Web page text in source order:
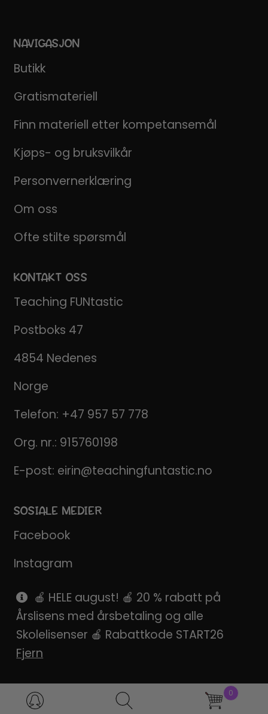
NAVIGASJON
Butikk
Gratismateriell
Finn materiell etter kompetansemål
Kjøps- og bruksvilkår
Personvernerklæring
Om oss
Ofte stilte spørsmål
KONTAKT OSS
Teaching FUNtastic
Postboks 47
4854 Nedenes
Norge
Telefon: +47 957 57 778
Org. nr.: 915760198
E-post: eirin@teachingfuntastic.no
SOSIALE MEDIER
Facebook
Instagram
Pinterest
SnapChat
Products
search
0
🍎 HELE august! 🍎 20 % rabatt på
Årslisens med årsbetaling og alle
Skolelisenser 🍎 Rabattkode START26
Fjern